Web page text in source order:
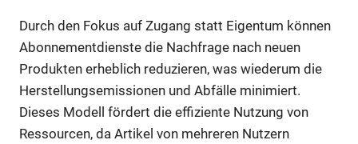
Durch den Fokus auf Zugang statt Eigentum können
Abonnementdienste die Nachfrage nach neuen
Produkten erheblich reduzieren, was wiederum die
Herstellungsemissionen und Abfälle minimiert.
Dieses Modell fördert die effiziente Nutzung von
Ressourcen, da Artikel von mehreren Nutzern